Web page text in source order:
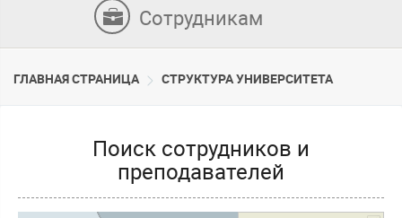
Сотрудникам
ГЛАВНАЯ СТРАНИЦА CТРУКТУРА УНИВЕРСИТЕТА
Поиск сотрудников и
преподавателей